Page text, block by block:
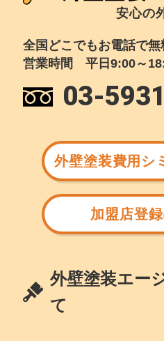
安心の
全国どこでもお電話で無
営業時間 平日9:00～
03-
外壁塗装費用シ
加盟店登
外壁塗装エー
て